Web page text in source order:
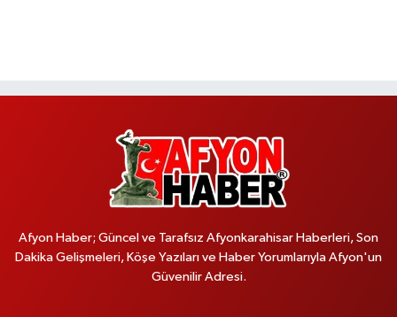
Afyon Haber; Güncel ve Tarafsız Afyonkarahisar Haberleri, Son
Dakika Gelişmeleri, Köşe Yazıları ve Haber Yorumlarıyla Afyon'un
Güvenilir Adresi.